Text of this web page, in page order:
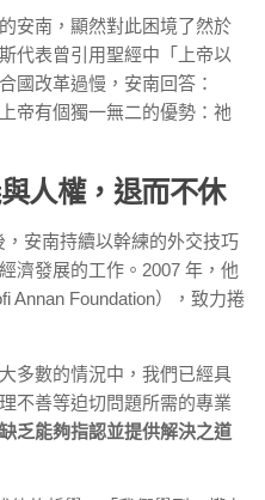
安南，顯然對此困境了然於
代表曾引用聖經中「上帝以
國改革過慢，安南回答：
帝有個獨一無二的優勢：祂
人權， 退而不休
安南持續以幹練的外交技巧
濟發展的工作。2007 年，他
Annan Foundation），致力捲
多數的情況中，我們已經具
不善等迫切問題所需的專業
缺乏能夠指認並提供解決之道